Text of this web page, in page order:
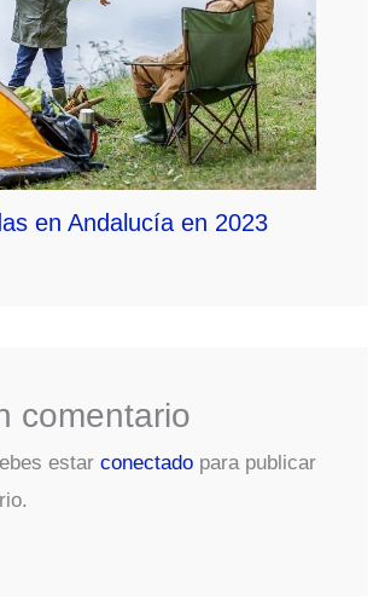
en Andalucía en 2023
comentario
estar conectadopara publicar